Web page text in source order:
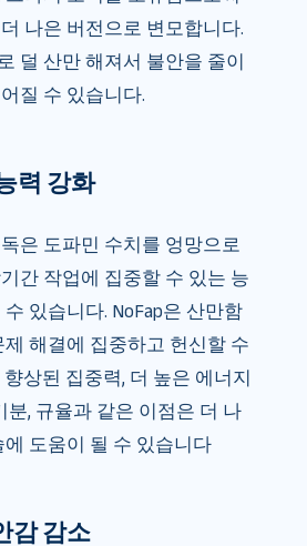
나은 버전으로 변모합니다.
덜 산만 해져서 불안을 줄이
질 수 있습니다.
력 강화
은 도파민 수치를 엉망으로
간 작업에 집중할 수 있는 능
있습니다. NoFap은 산만함
해결에 집중하고 헌신할 수
상된 집중력, 더 높은 에너지
분, 규율과 같은 이점은 더 나
도움이 될 수 있습니다
감 감소